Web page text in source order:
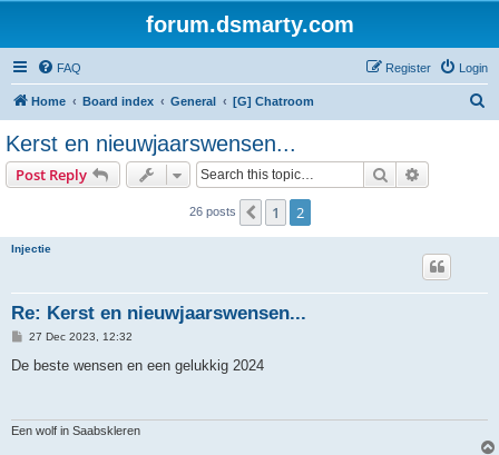
forum.dsmarty.com
FAQ Login
Register
Home Board index General [G] Chatroom
Kerst en nieuwjaarswensen...
Post Reply Search
26 posts Previous
1 2
Injectie
Re: Kerst en nieuwjaarswensen...
P
s
27 Dec 2023, 12:32
De beste wensen en een gelukkig 2024
Een wolf in Saabskleren